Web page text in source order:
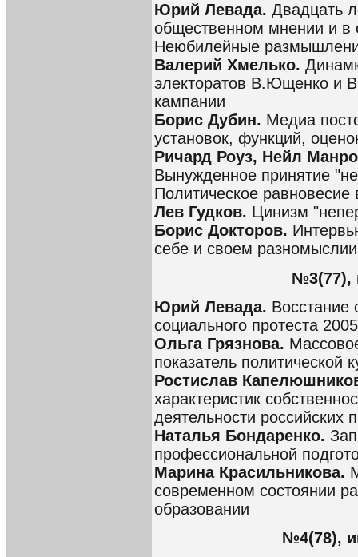
Юрий Левада. Двадцать
общественном мнении и в
Неюбилейные
Валерий Хмелько.
электоратов В.Ющенко и
кампании
Борис Дубин. Медиа
установок, функций,
Ричард Роуз, Нейл
Вынужденное принятие
Политическое равновесие
Лев Гудков. Цинизм
Борис Докторов.
себе и своем
№3(77),
Юрий Левада.
социального протеста
Ольга Грязнова.
показатель политической
Ростислав
характеристик
деятельности
Наталья Бондаренко.
профессиональной
Марина Красильникова.
современном состоянии
образовании
№4(78),